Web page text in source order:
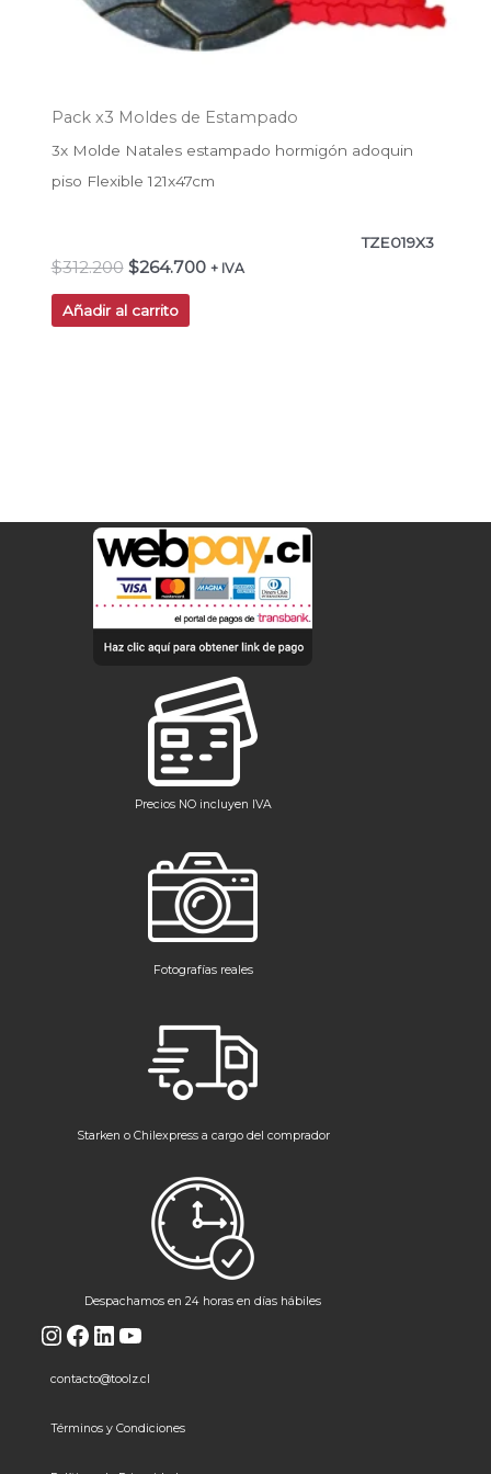
Pack x3 Moldes de Estampado
3x Molde Natales estampado hormigón adoquin
piso Flexible 121x47cm
TZE019X3
$312.200 $264.700 + IVA
Añadir al carrito
Precios NO incluyen IVA
Fotografías reales
Starken o Chilexpress a cargo del comprador
Despachamos en 24 horas en días hábiles
Instagram
Facebook
LinkedIn
YouTube
contacto@toolz.cl
Términos y Condiciones